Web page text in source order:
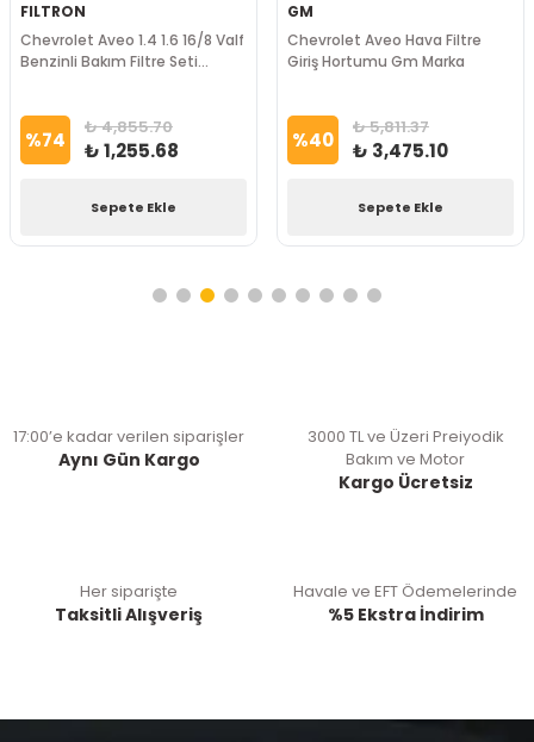
FILTRON
Chevrolet Aveo 1.4 1.6 16/8 Valf
Benzinli Bakım Filtre Seti
%74 ₺ 4,855.70
₺ 1,255.68
Sepete Ekle
GM
Chevrolet Aveo Hava Filtre
Giriş Hortumu Gm Marka
%40 ₺ 5,811.37
₺ 3,475.10
Sepete Ekle
17:00’e kadar verilen siparişler
Aynı Gün Kargo
3000 TL ve Üzeri Preiyodik
Bakım ve Motor
Kargo Ücretsiz
Her siparişte
Taksitli Alışveriş
Havale ve EFT Ödemelerinde
%5 Ekstra İndirim